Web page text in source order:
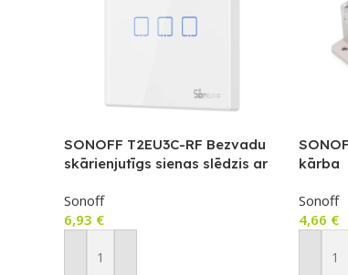
SONOFF T2EU3C-RF Bezvadu
skārienjutīgs sienas slēdzis ar
Sonoff
6,93 €
Pievienot Grozam
kārba
Sonoff
4,66 €